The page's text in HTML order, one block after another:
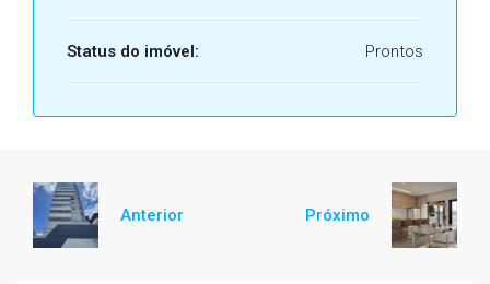
Status do imóvel: Prontos
Anterior Próximo